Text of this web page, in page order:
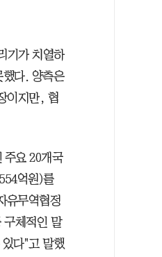
기가 치열하
했다. 양측은
이지만, 협
주요 20개국
억원)를
유무역협정
구체적인 말
다"고 말했